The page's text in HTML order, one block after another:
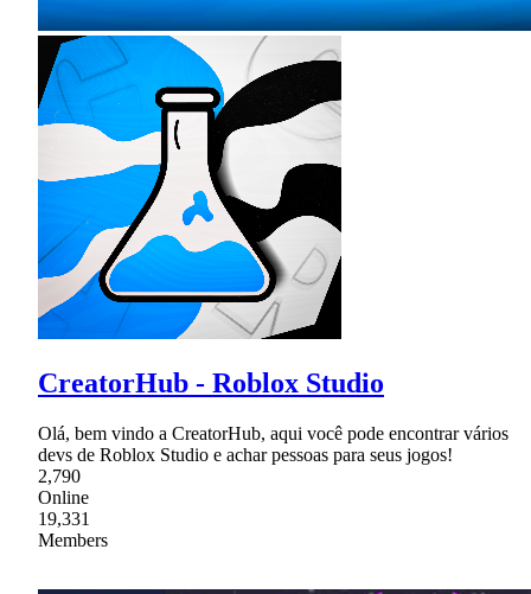
CreatorHub - Roblox Studio
Olá, bem vindo a CreatorHub, aqui você pode encontrar vários
devs de Roblox Studio e achar pessoas para seus jogos!
2,790
Online
19,331
Members